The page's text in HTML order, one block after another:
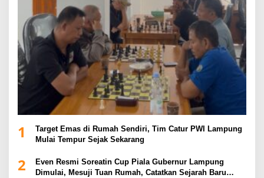
1
Target Emas di Rumah Sendiri, Tim Catur PWI Lampung
Mulai Tempur Sejak Sekarang
2
Even Resmi Soreatin Cup Piala Gubernur Lampung
Dimulai, Mesuji Tuan Rumah, Catatkan Sejarah Baru